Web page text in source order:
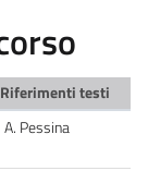
Riferimenti testi
A. Pessina